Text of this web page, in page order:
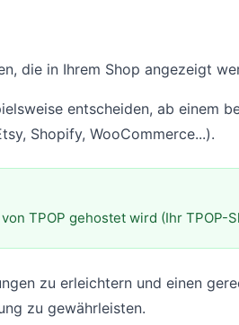
die in Ihrem Shop angezeigt
entscheiden, ab einem
Shopify, WooCommerce...).
TPOP gehostet wird (Ihr
zu erleichtern und einen
zu gewährleisten.